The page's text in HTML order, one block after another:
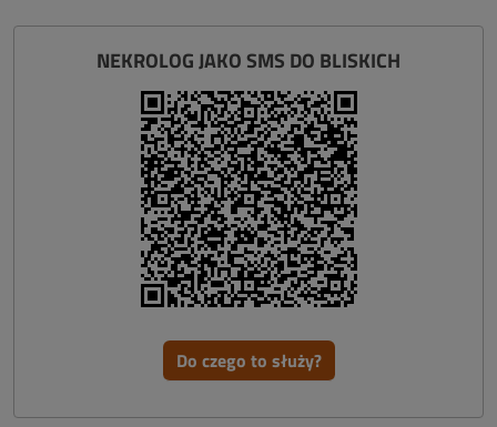
NEKROLOG JAKO SMS DO BLISKICH
Do czego to służy?